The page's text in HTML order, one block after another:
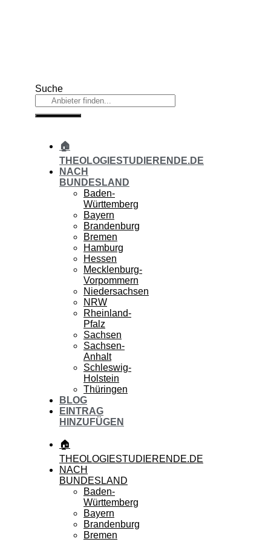
Suche
🏠
THEOLOGIESTUDIERENDE.DE
NACH
BUNDESLAND
Baden-
Württemberg
Bayern
Brandenburg
Bremen
Hamburg
Hessen
Mecklenburg-
Vorpommern
Niedersachsen
NRW
Rheinland-
Pfalz
Sachsen
Sachsen-
Anhalt
Schleswig-
Holstein
Thüringen
BLOG
EINTRAG
HINZUFÜGEN
🏠
THEOLOGIESTUDIERENDE.DE
NACH
BUNDESLAND
Baden-
Württemberg
Bayern
Brandenburg
Bremen